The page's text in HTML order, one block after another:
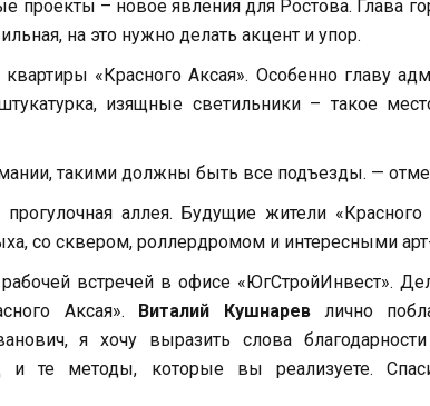
проекты – новое явления для Ростова. Глава
на это нужно делать акцент и упор.
«Красного Аксая». Особенно главу
изящные светильники – такое
такими должны быть все подъезды. —
аллея. Будущие жители «Красного
со сквером, роллердромом и интересными
встречей в офисе «ЮгСтройИнвест».
Аксая». Виталий Кушнаревлично
я хочу выразить слова
и те методы, которые вы реализуете.